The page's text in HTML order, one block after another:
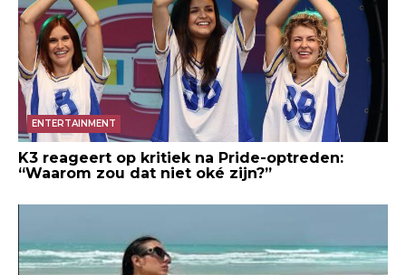
ENTERTAINMENT
K3 reageert op kritiek na Pride-optreden:
“Waarom zou dat niet oké zijn?”